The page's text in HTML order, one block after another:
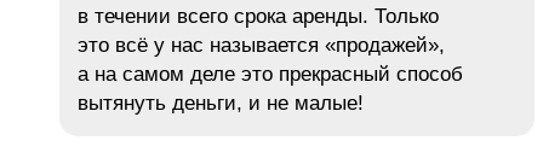
в течении всего срока аренды. Только
это всё у нас называется «продажей»,
а на самом деле это прекрасный способ
вытянуть деньги, и не малые!